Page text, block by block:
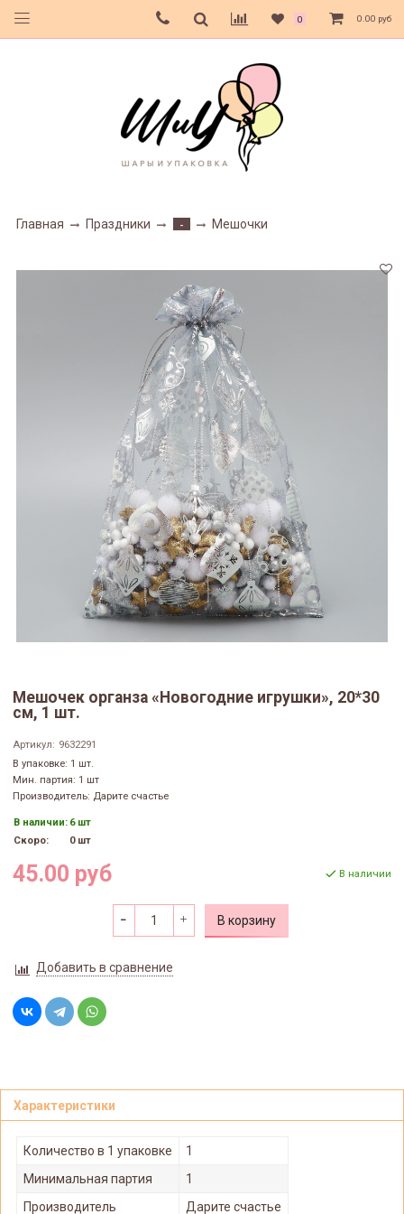
0 0.00 руб
Главная Праздники - Мешочки
Мешочек органза «Новогодние игрушки», 20*30
см, 1 шт.
Артикул: 9632291
В упаковке: 1 шт.
Мин. партия: 1 шт
Производитель: Дарите счастье
В наличии: 6 шт
Скоро:
0 шт
45.00 руб В наличии
В корзину
Добавить в сравнение
Характеристики
Количество в 1 упаковке
1
Минимальная партия
1
Производитель
Дарите счастье